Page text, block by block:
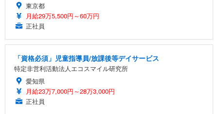
東京都
月給29万5,500円～60万円
正社員
「資格必須」児童指導員/放課後等デイサービス
特定非営利活動法人エコスマイル研究所
愛知県
月給23万7,000円～28万3,000円
正社員